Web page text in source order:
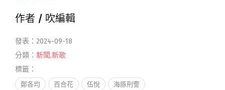
作者 / 吹編輯
發表：2024-09-18
分類： 新聞,新歌
標籤：
鄭各均 百合花 伍悅 海豚刑警